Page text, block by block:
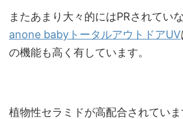
またあまり大々的にはPRされてい
anone babyトータルアウトドアUV
の機能も高く有しています。
植物性セラミドが高配合されていま